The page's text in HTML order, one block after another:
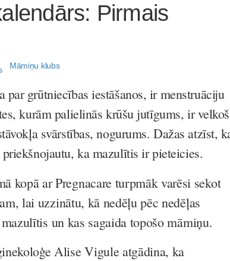
Pirmais
Māmiņu klubs
par grūtniecības iestāšanos, ir menstruāciju
kurām palielinās krūšu jutīgums, ir
svārstības, nogurums. Dažas atzīst,
ka mazulītis ir pieteicies.
kopā ar Pregnacare turpmāk varēsi sekot
lai uzzinātu, kā nedēļu pēc nedēļas
un kas sagaida topošo māmiņu.
Alise Vigule atgādina, ka